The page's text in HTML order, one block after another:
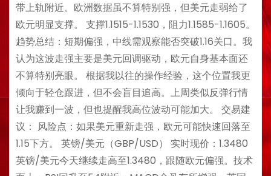
带上轨附近。欧洲数据虽不算特别强，但美元走弱给了
欧元明显支撑。 支撑1.1515-1.1530，阻力1.1585-1.1605。
趋势总结：短期偏强，中线需观察能否突破1.16关口。我
认为这波走强主要是美元回调驱动，欧元自身基本面还
不算特别亮眼。 根据我以往的操作经验，这个位置我更
倾向于轻仓跟进，但不会盲目追高。上周类似反弹行情
让我赚到一波，但也提醒我高位波动可能加大。 交易建
议： 风险点：如果美元重新走强，欧元可能快速回落至
1.15下方。 英镑/美元（GBP/USD） 实时现价：1.3480
英镑/美元今天继续走高至1.3480，跟随欧元偏强。技术